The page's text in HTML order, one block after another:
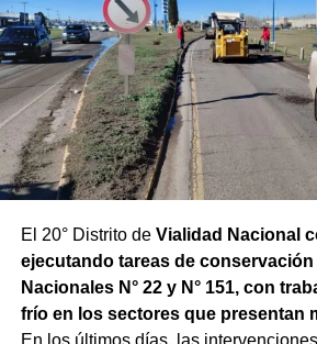
El 20° Distrito de Vialidad Nacional
ejecutando tareas de
Nacionales N° 22 y N° 151, con
frío en los sectores que presentan
En los últimos días, las